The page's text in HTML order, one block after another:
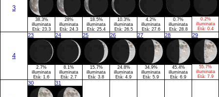
3
38.3%
illuminata
Età: 23.3
28%
illuminata
Età: 24.3
18.5%
illuminata
Età: 25.4
10.3%
illuminata
Età: 26.5
4.2%
illuminata
Età: 27.6
0.7%
illuminata
Età: 28.8
0.2%
illuminata
Età: 0.4
4
23
2.7%
illuminata
Età: 1.6
24
8.1%
illuminata
Età: 2.7
25
15.7%
illuminata
Età: 3.8
26
24.8%
illuminata
Età: 4.9
27
34.9%
illuminata
Età: 5.9
28
45.4%
illuminata
Età: 6.9
29
55.7%
illuminata
Età: 7.9
30 31